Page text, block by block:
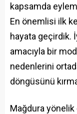
kapsamda
En önemlisi ilk
hayata geçirdik.
amacıyla bir
nedenlerini
döngüsünü
Mağdura yönelik